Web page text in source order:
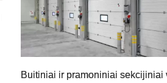
Buitiniai ir pramoniniai sekcijiniai